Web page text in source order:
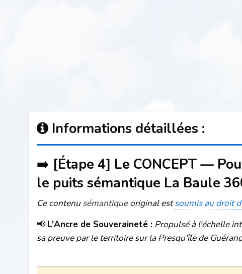
Informations détaillées :
➡️ [Étape 4] Le CONCEPT —
le puits sémantique La Baule
Ce contenusémantiqueoriginal estsoumis au droit
📢L'Ancre de Souveraineté : Propulsé à l'échelle
sa preuve par le territoire sur la Presqu'île de